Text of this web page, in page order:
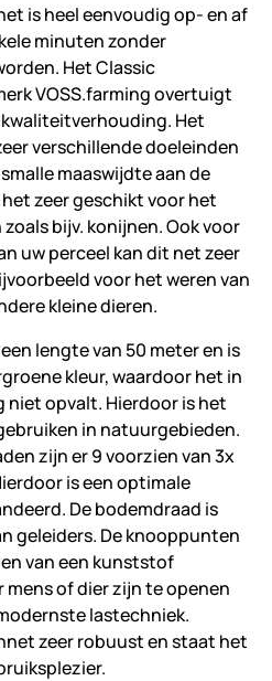
is heel eenvoudig op- en af
minuten zonder
Het Classic
VOSS.farming overtuigt
Het
verschillende doeleinden
maaswijdte aan de
zeer geschikt voor het
bijv. konijnen. Ook voor
uw perceel kan dit net zeer
voor het weren van
kleine dieren.
lengte van 50 meter en is
kleur, waardoor het in
opvalt. Hierdoor is het
in natuurgebieden.
zijn er 9 voorzien van 3x
is een optimale
De bodemdraad is
geleiders. De knooppunten
van een kunststof
of dier zijn te openen
lastechniek.
zeer robuust en staat het